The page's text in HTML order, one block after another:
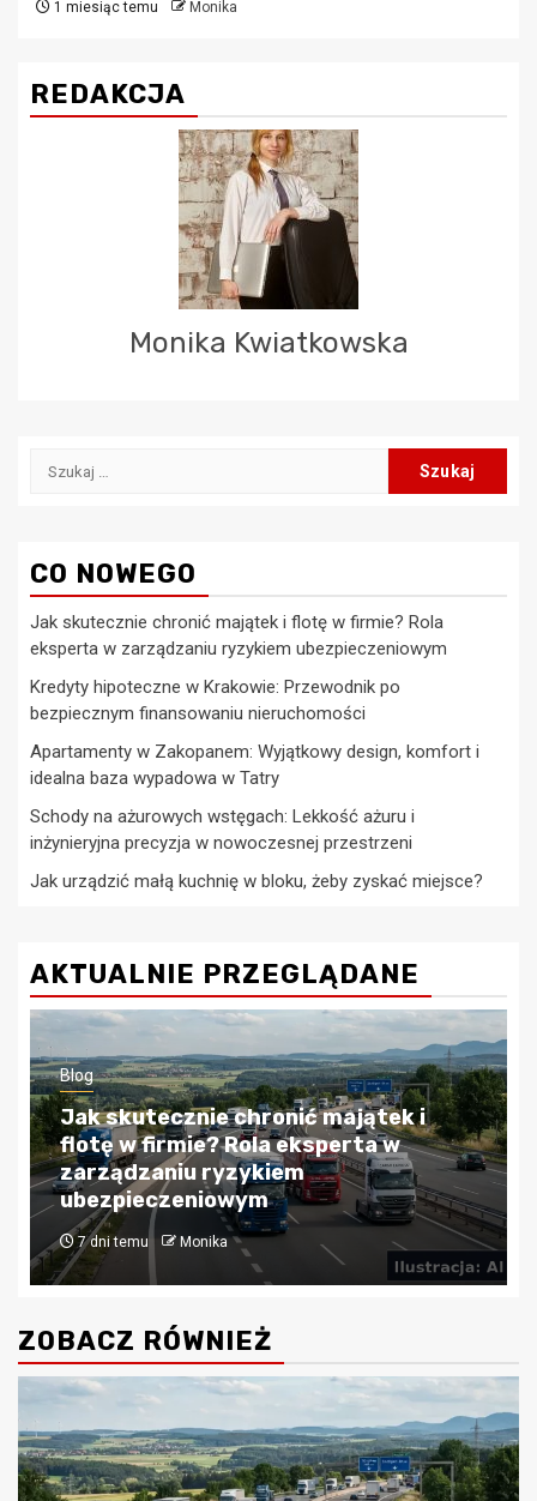
1 miesiąc temu Monika
REDAKCJA
Monika Kwiatkowska
Szukaj:
CO NOWEGO
Jak skutecznie chronić majątek i flotę w firmie? Rola
eksperta w zarządzaniu ryzykiem ubezpieczeniowym
Kredyty hipoteczne w Krakowie: Przewodnik po
bezpiecznym finansowaniu nieruchomości
Apartamenty w Zakopanem: Wyjątkowy design, komfort i
idealna baza wypadowa w Tatry
Schody na ażurowych wstęgach: Lekkość ażuru i
inżynieryjna precyzja w nowoczesnej przestrzeni
Jak urządzić małą kuchnię w bloku, żeby zyskać miejsce?
AKTUALNIE PRZEGLĄDANE
Blog
Kredyty hipoteczne w Krakowie:
Przewodnik po bezpiecznym
finansowaniu nieruchomości
1 miesiąc temu Monika
ZOBACZ RÓWNIEŻ